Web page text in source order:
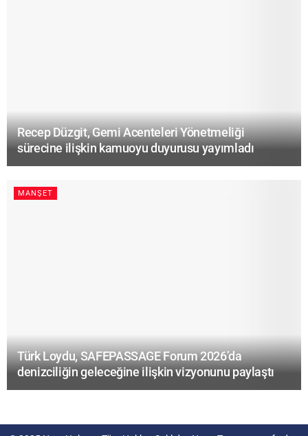
Recep Düzgit, Gemi Acenteleri Yönetmeliği
sürecine ilişkin kamuoyu duyurusu yayımladı
MANŞET
Türk Loydu, SAFEPASSAGE Forum 2026’da
denizciliğin geleceğine ilişkin vizyonunu paylaştı